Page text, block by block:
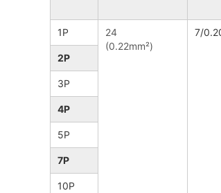
1P
24
(0.22mm²)
7/
2P
3P
4P
5P
7P
10P